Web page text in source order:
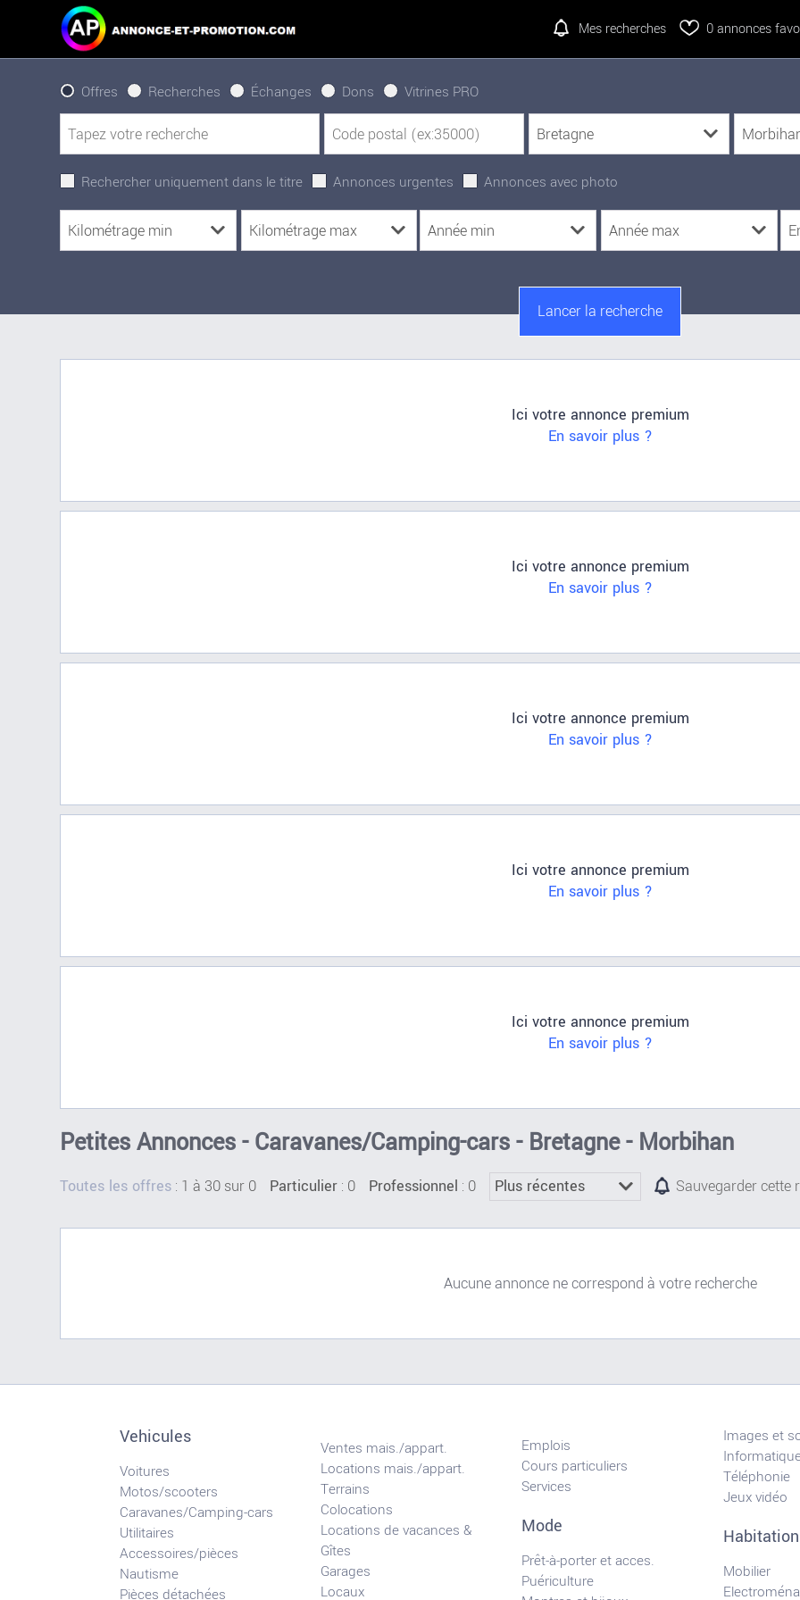
Mes recherches 0annonces
Offres Recherches Échanges Dons Vitrines PRO
Rechercher uniquement dans le titre Annonces urgentes Annonces avec photo
Ici votre annonce premium
En savoir plus ?
Ici votre annonce premium
En savoir plus ?
Ici votre annonce premium
En savoir plus ?
Ici votre annonce premium
En savoir plus ?
Ici votre annonce premium
En savoir plus ?
Petites Annonces - Caravanes/Camping-cars - Bretagne - Morbihan
Toutes les offres : 1 à 30 sur 0 Particulier : 0 Professionnel : 0 Sauvegarder cette
Aucune annonce ne correspond à votre recherche
Vehicules
Voitures
Motos/scooters
Caravanes/Camping-cars
Utilitaires
Accessoires/pièces
Nautisme
Pièces détachées
Ventes mais./appart.
Locations mais./appart.
Terrains
Colocations
Locations de vacances &
Gîtes
Garages
Locaux
Emplois
Cours particuliers
Services
Mode
Prêt-à-porter et acces.
Puériculture
Images et
Téléphonie
Jeux vidéo
Habitation
Mobilier